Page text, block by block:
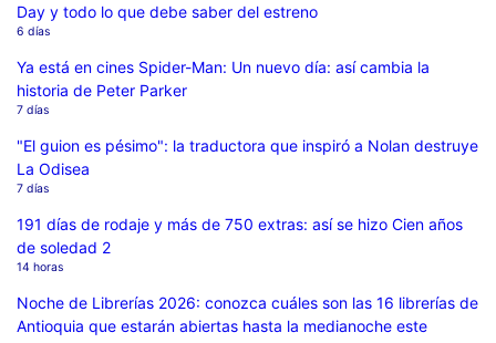
Day y todo lo que debe saber del estreno
6 días
Ya está en cines Spider-Man: Un nuevo día: así cambia la
historia de Peter Parker
7 días
"El guion es pésimo": la traductora que inspiró a Nolan destruye
La Odisea
7 días
191 días de rodaje y más de 750 extras: así se hizo Cien años
de soledad 2
14 horas
Noche de Librerías 2026: conozca cuáles son las 16 librerías de
Antioquia que estarán abiertas hasta la medianoche este